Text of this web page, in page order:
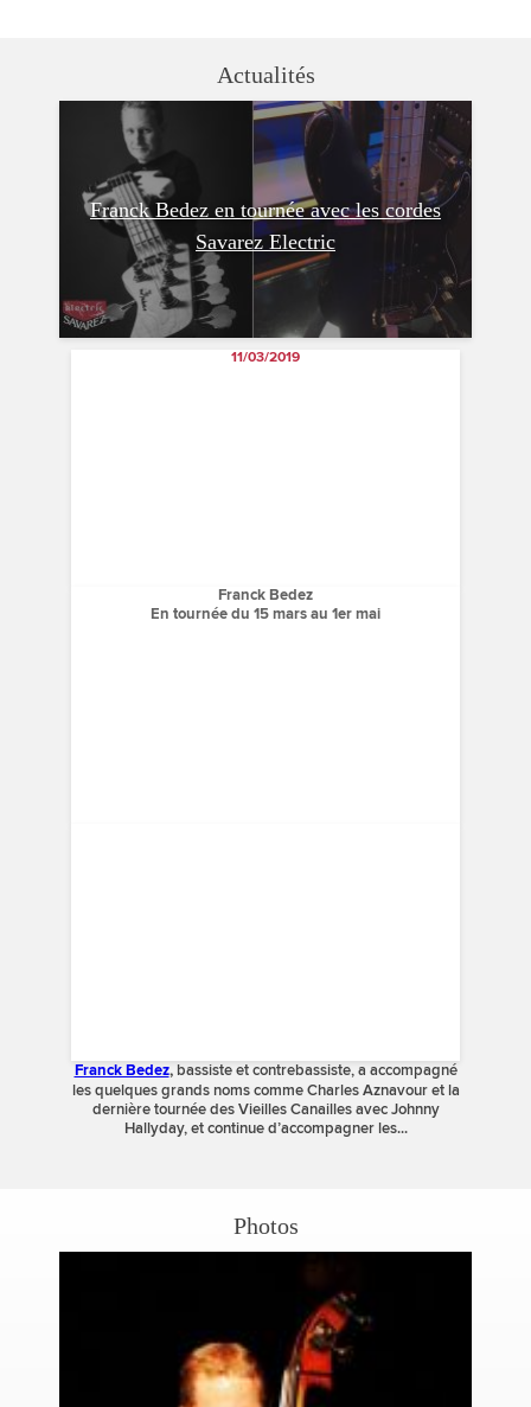
Actualités
Franck Bedez en tournée avec les cordes
Savarez Electric
11/03/2019
Franck Bedez
En tournée du 15 mars au 1er mai
Franck Bedez,bassiste et contrebassiste, a accompagné
les quelques grands noms comme Charles Aznavour et la
dernière tournée des Vieilles Canailles avec Johnny
Hallyday, et continue d’accompagner les...
Photos